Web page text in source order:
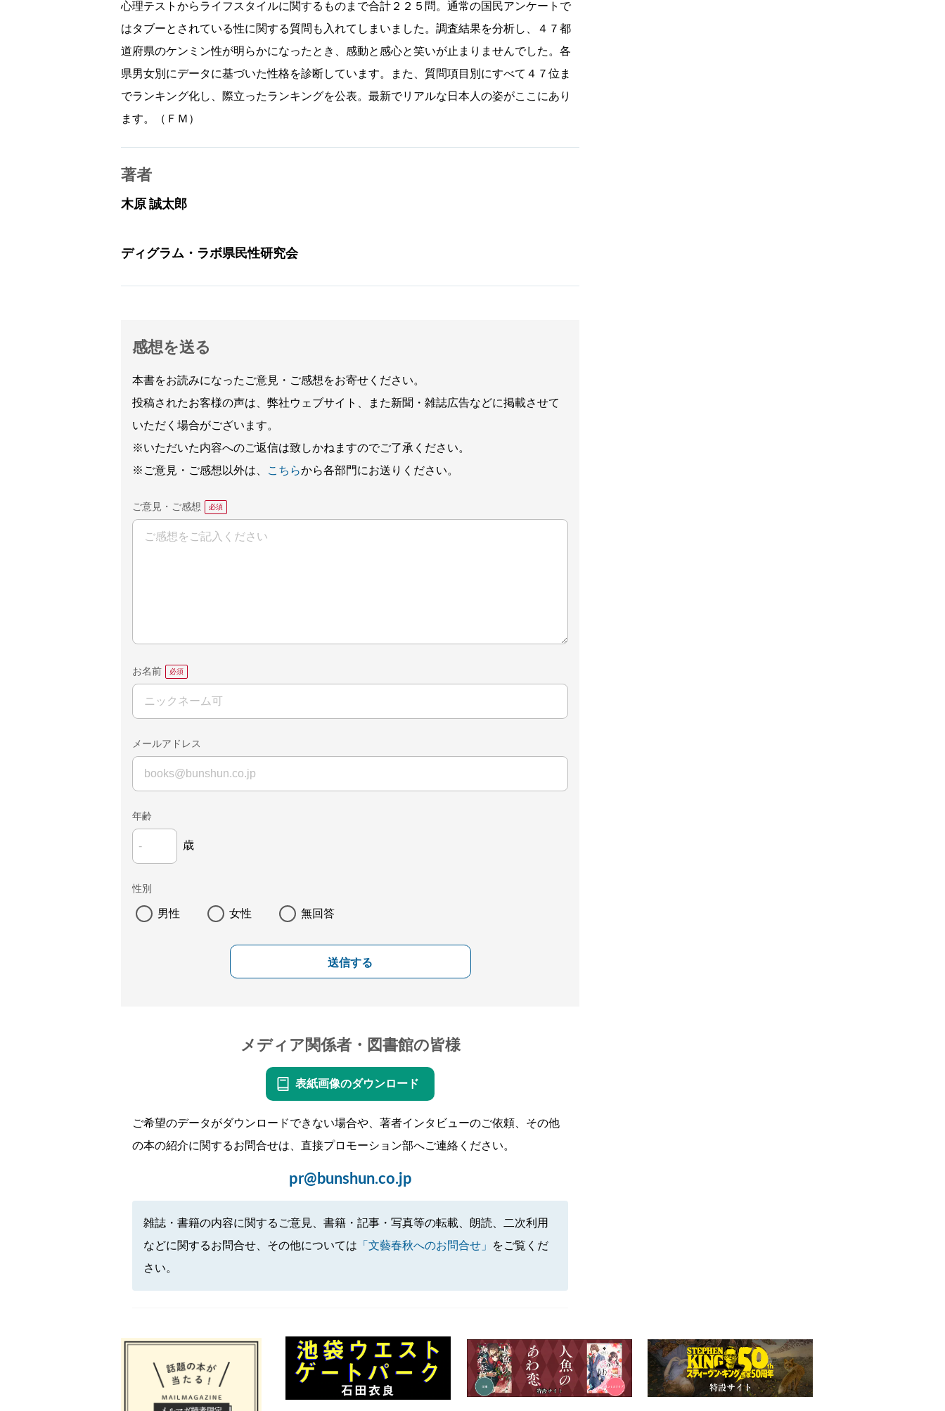
心理テストからライフスタイルに関するものまで合計２２５問。通常の国民アンケートで
はタブーとされている性に関する質問も入れてしまいました。調査結果を分析し、４７都
道府県のケンミン性が明らかになったとき、感動と感心と笑いが止まりませんでした。各
県男女別にデータに基づいた性格を診断しています。また、質問項目別にすべて４７位ま
でランキング化し、際立ったランキングを公表。最新でリアルな日本人の姿がここにあり
ます。（ＦＭ）
著者
木原 誠太郎
ディグラム・ラボ県民性研究会
感想を送る
本書をお読みになったご意見・ご感想をお寄せください。
投稿されたお客様の声は、弊社ウェブサイト、また新聞・雑誌広告などに掲載させて
いただく場合がございます。
※いただいた内容へのご返信は致しかねますのでご了承ください。
※ご意見・ご感想以外は、
こちらから各部門にお送りください。
ご意見・ご感想
お名前
メールアドレス
年齢
歳
性別
男性 女性 無回答
送信する
メディア関係者・図書館の皆様
表紙画像のダウンロード
ご希望のデータがダウンロードできない場合や、著者インタビューのご依頼、その他
の本の紹介に関するお問合せは、直接プロモーション部へご連絡ください。
pr@bunshun.co.jp
雑誌・書籍の内容に関するご意見、書籍・記事・写真等の転載、朗読、二次利用
などに関するお問合せ、その他については 「文藝春秋へのお問合せ」
をご覧くだ
さい。